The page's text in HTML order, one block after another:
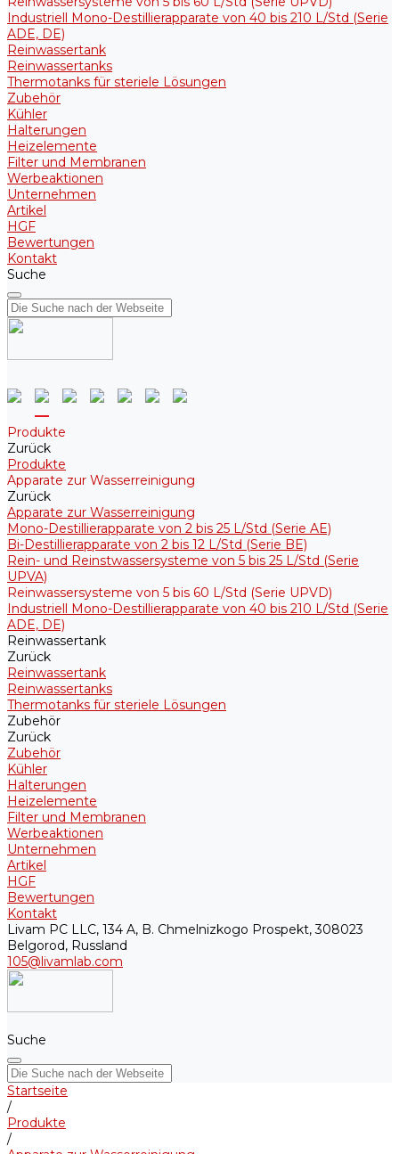
Industriell Mono-Destillierapparate von 40 bis 210 L/Std (Serie
ADE, DE)
Reinwassertank
Reinwassertanks
Thermotanks für steriele Lösungen
Zubehör
Kühler
Halterungen
Heizelemente
Filter und Membranen
Werbeaktionen
Unternehmen
Artikel
HGF
Bewertungen
Kontakt
Suche
Produkte
Zurück
Produkte
Apparate zur Wasserreinigung
Zurück
Apparate zur Wasserreinigung
Mono-Destillierapparate von 2 bis 25 L/Std (Serie AE)
Bi-Destillierapparate von 2 bis 12 L/Std (Serie BE)
Rein- und Reinstwassersysteme von 5 bis 25 L/Std (Serie
UPVA)
Reinwassersysteme von 5 bis 60 L/Std (Serie UPVD)
Industriell Mono-Destillierapparate von 40 bis 210 L/Std (Serie
ADE, DE)
Reinwassertank
Zurück
Reinwassertank
Reinwassertanks
Thermotanks für steriele Lösungen
Zubehör
Zurück
Zubehör
Kühler
Halterungen
Heizelemente
Filter und Membranen
Werbeaktionen
Unternehmen
Artikel
HGF
Bewertungen
Kontakt
Livam PC LLC, 134 A, B. Chmelnizkogo Prospekt, 308023
Belgorod, Russland
105@livamlab.com
Suche
Startseite
/
Produkte
/